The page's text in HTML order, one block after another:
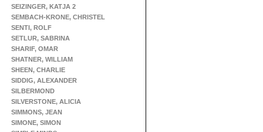
SEIZINGER, KATJA 2
SEMBACH-KRONE, CHRISTEL
SENTI, ROLF
SETLUR, SABRINA
SHARIF, OMAR
SHATNER, WILLIAM
SHEEN, CHARLIE
SIDDIG, ALEXANDER
SILBERMOND
SILVERSTONE, ALICIA
SIMMONS, JEAN
SIMONE, SIMON